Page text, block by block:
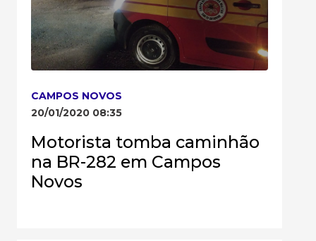
CAMPOS NOVOS
20/01/2020 08:35
Motorista tomba caminhão
na BR-282 em Campos
Novos